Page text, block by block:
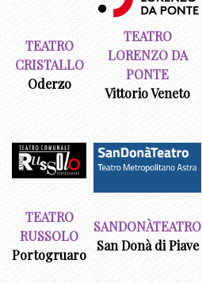
TEATRO
CRISTALLO
Oderzo
TEATRO
LORENZO DA
PONTE
Vittorio Veneto
TEATRO
RUSSOLO
Portogruaro
SANDONÀTEATRO
San Donà di Piave